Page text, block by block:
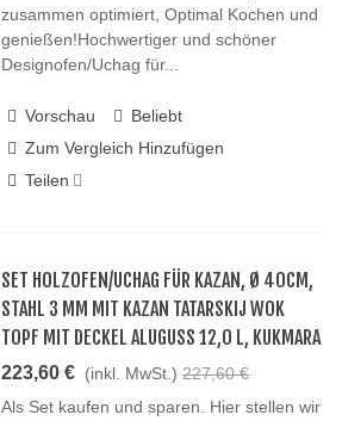
zusammen optimiert, Optimal Kochen und
genießen!Hochwertiger und schöner
Designofen/Uchag für...
Vorschau
Beliebt
Zum Vergleich Hinzufügen
Teilen
SET HOLZOFEN/UCHAG FÜR KAZAN, Ø 40CM,
STAHL 3 MM MIT KAZAN TATARSKIJ WOK
TOPF MIT DECKEL ALUGUSS 12,0 L, KUKMARA
223,60 € (inkl. MwSt.) 227,60 €
Als Set kaufen und sparen. Hier stellen wir